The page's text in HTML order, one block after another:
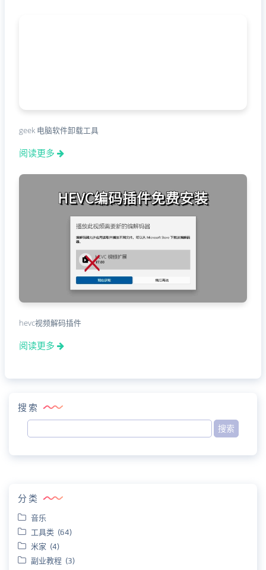
geek 电脑软件卸载工具
阅读更多
hevc视频解码插件
阅读更多
搜索
分类
音乐
工具类 (64)
米家 (4)
副业教程 (3)